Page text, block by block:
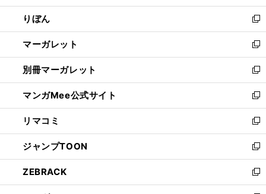
開
く
ウ
で
開
く
ン
ド
ウ
で
開
く
ウ
ィ
ン
ド
ウ
で
開
く
りぼん
新
し
い
ウ
ィ
ン
ド
ウ
で
開
く
マーガレット
新
し
い
ウ
ィ
ン
ド
ウ
で
開
く
別冊マーガレット
新
し
い
ウ
ィ
ン
ド
ウ
で
開
マンガMee公式サイト
新
し
い
ウ
ィ
ン
ド
ウ
リマコミ
新
し
い
ウ
ィ
ン
ジャンプTOON
新
し
い
ウ
ZEBRACK
新
し